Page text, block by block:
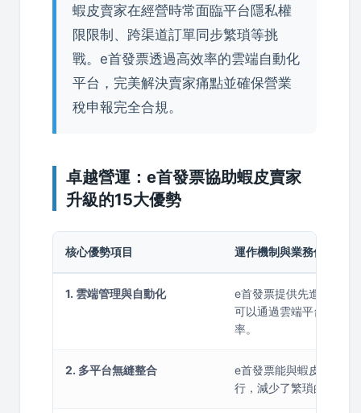
蝦皮賣家在經營時常面臨平台隱私權
限限制、跨渠道訂單同步繁瑣等挑
戰。e首發票透過高效率的雲端自動化
平台，完美解決賣家痛點並確保營業
稅申報完全合規。
卓越營運：e首發票協助蝦皮賣家
升級的15大優勢
核心優勢項目 運作機制與業務價值說明
1. 雲端管理與自動化
e首發票提供先進的雲端
可以通過雲端平台自動
率。
2. 多平台無縫整合
e首發票能與蝦皮等多個
行，減少了繁瑣的操作